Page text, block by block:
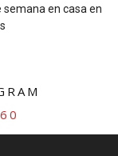
semana en casa en